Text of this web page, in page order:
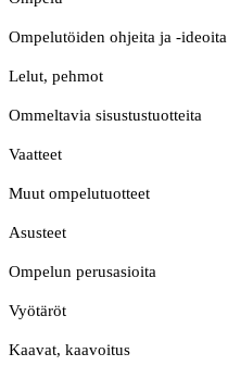
Ompelutöiden ohjeita ja -ideoita
Lelut, pehmot
Ommeltavia sisustustuotteita
Vaatteet
Muut ompelutuotteet
Asusteet
Ompelun perusasioita
Vyötäröt
Kaavat, kaavoitus